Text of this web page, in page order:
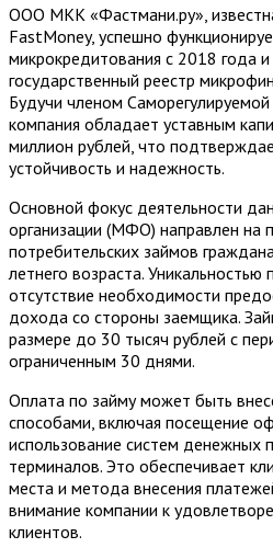
ООО МКК «Фастмани.ру»,
FastMoney, успешно
микрокредитования с 2018 года
государственный реестр
Будучи членом
компания обладает уставным
миллион рублей, что
устойчивость и надежность.
Основной фокус деятельности
организации (МФО) направлен на
потребительских займов
летнего возраста. Уникальностью
отсутствие необходимости
дохода со стороны заемщика.
размере до 30 тысяч рублей с
ограниченным 30 днями.
Оплата по займу может быть
способами, включая посещение
использование систем денежных
терминалов. Это обеспечивает
места и метода внесения
внимание компании к
клиентов.